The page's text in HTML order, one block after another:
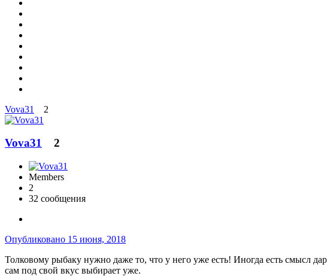
Vova31 2
Vova31 2
Members
2
32 сообщения
Опубликовано 15 июня, 2018
Толковому рыбаку нужно даже то, что у него уже есть! Иногда есть смысл
сам под свой вкус выбирает уже.